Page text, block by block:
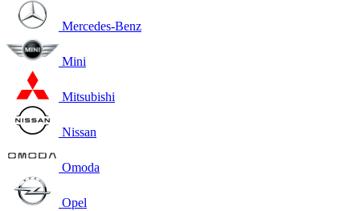
Mercedes-Benz
Mini
Mitsubishi
Nissan
Omoda
Opel